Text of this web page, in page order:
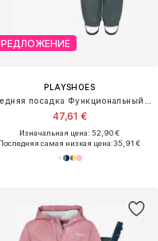
PLAYSHOES
47,61 €
Изначальная цена: 52,90 €
Последняя самая низкая цена:35,91 €